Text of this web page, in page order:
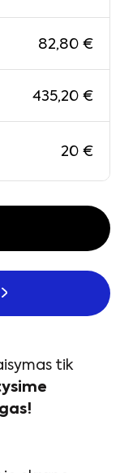
82,80 €
435,20 €
20 €
tik